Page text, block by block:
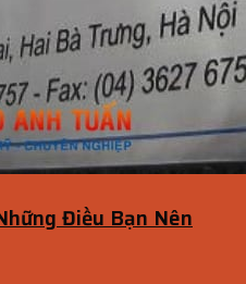
Điều Bạn Nên